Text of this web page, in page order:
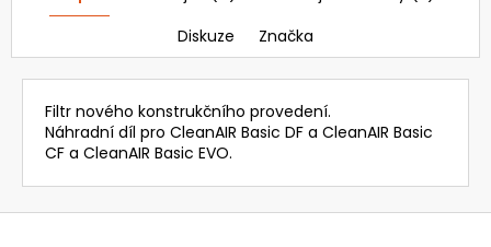
Diskuze
Značka
Filtr nového konstrukčního provedení.
Náhradní díl pro CleanAIR Basic DF a CleanAIR Basic
CF a CleanAIR Basic EVO.
4
646
Z